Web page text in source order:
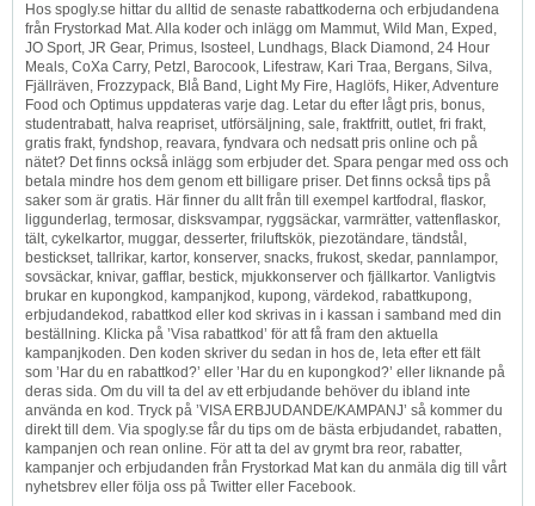
Hos spogly.se hittar du alltid de senaste rabattkoderna och erbjudandena
från Frystorkad Mat. Alla koder och inlägg om Mammut, Wild Man, Exped,
JO Sport, JR Gear, Primus, Isosteel, Lundhags, Black Diamond, 24 Hour
Meals, CoXa Carry, Petzl, Barocook, Lifestraw, Kari Traa, Bergans, Silva,
Fjällräven, Frozzypack, Blå Band, Light My Fire, Haglöfs, Hiker, Adventure
Food och Optimus uppdateras varje dag. Letar du efter lågt pris, bonus,
studentrabatt, halva reapriset, utförsäljning, sale, fraktfritt, outlet, fri frakt,
gratis frakt, fyndshop, reavara, fyndvara och nedsatt pris online och på
nätet? Det finns också inlägg som erbjuder det. Spara pengar med oss och
betala mindre hos dem genom ett billigare priser. Det finns också tips på
saker som är gratis. Här finner du allt från till exempel kartfodral, flaskor,
liggunderlag, termosar, disksvampar, ryggsäckar, varmrätter, vattenflaskor,
tält, cykelkartor, muggar, desserter, friluftskök, piezotändare, tändstål,
bestickset, tallrikar, kartor, konserver, snacks, frukost, skedar, pannlampor,
sovsäckar, knivar, gafflar, bestick, mjukkonserver och fjällkartor. Vanligtvis
brukar en kupongkod, kampanjkod, kupong, värdekod, rabattkupong,
erbjudandekod, rabattkod eller kod skrivas in i kassan i samband med din
beställning. Klicka på ’Visa rabattkod’ för att få fram den aktuella
kampanjkoden. Den koden skriver du sedan in hos de, leta efter ett fält
som ’Har du en rabattkod?’ eller ’Har du en kupongkod?’ eller liknande på
deras sida. Om du vill ta del av ett erbjudande behöver du ibland inte
använda en kod. Tryck på ’VISA ERBJUDANDE/KAMPANJ’ så kommer du
direkt till dem. Via spogly.se får du tips om de bästa erbjudandet, rabatten,
kampanjen och rean online. För att ta del av grymt bra reor, rabatter,
kampanjer och erbjudanden från Frystorkad Mat kan du anmäla dig till vårt
nyhetsbrev eller följa oss på Twitter eller Facebook.